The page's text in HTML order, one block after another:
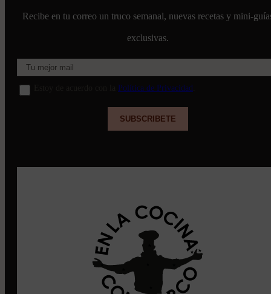
Recibe en tu correo un truco semanal, nuevas recetas y mini-
exclusivas.
Política de Privacidad